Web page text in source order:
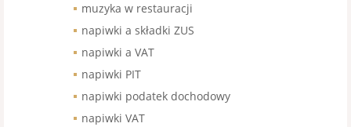
muzyka w restauracji
napiwki a składki ZUS
napiwki a VAT
napiwki PIT
napiwki podatek dochodowy
napiwki VAT